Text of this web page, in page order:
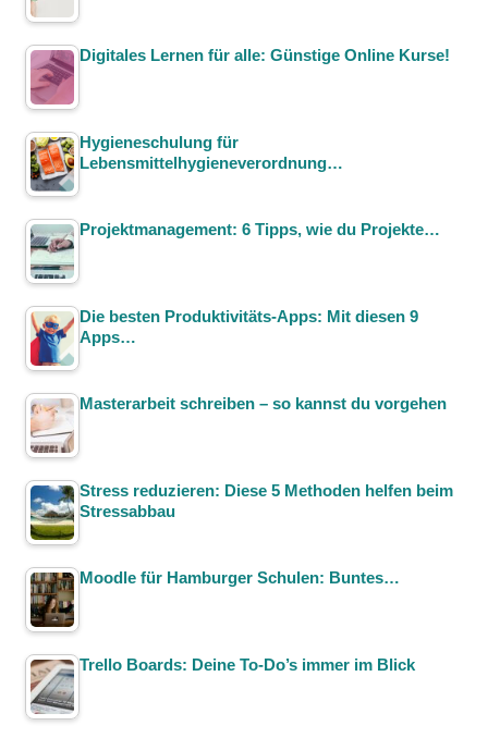
Digitales Lernen für alle: Günstige Online Kurse!
Hygieneschulung für
Lebensmittelhygieneverordnung…
Projektmanagement: 6 Tipps, wie du Projekte…
Die besten Produktivitäts-Apps: Mit diesen 9
Apps…
Masterarbeit schreiben – so kannst du vorgehen
Stress reduzieren: Diese 5 Methoden helfen beim
Stressabbau
Moodle für Hamburger Schulen: Buntes…
Trello Boards: Deine To-Do’s immer im Blick